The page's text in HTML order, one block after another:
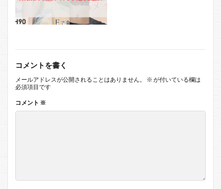
コメントを書く
メールアドレスが公開されることはありません。 ※ が付いている欄は
必須項目です
コメント ※